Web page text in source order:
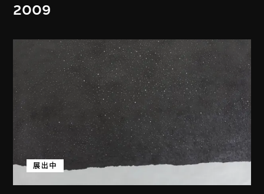
2009
展出中